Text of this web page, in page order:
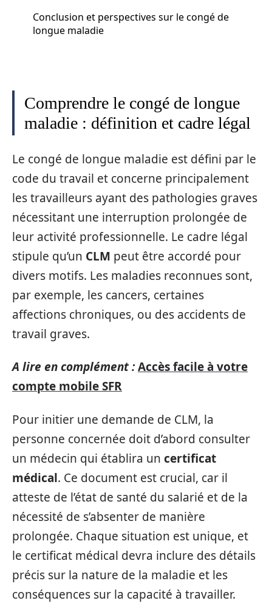
Conclusion et perspectives sur le congé de
longue maladie
Comprendre le congé de longue
maladie : définition et cadre légal
Le congé de longue maladie est défini par le
code du travail et concerne principalement
les travailleurs ayant des pathologies graves
nécessitant une interruption prolongée de
leur activité professionnelle. Le cadre légal
stipule qu’un CLM peut être accordé pour
divers motifs. Les maladies reconnues sont,
par exemple, les cancers, certaines
affections chroniques, ou des accidents de
travail graves.
A lire en complément :Accès facile à votre
compte mobile SFR
Pour initier une demande de CLM, la
personne concernée doit d’abord consulter
un médecin qui établira un certificat
médical. Ce document est crucial, car il
atteste de l’état de santé du salarié et de la
nécessité de s’absenter de manière
prolongée. Chaque situation est unique, et
le certificat médical devra inclure des détails
précis sur la nature de la maladie et les
conséquences sur la capacité à travailler.